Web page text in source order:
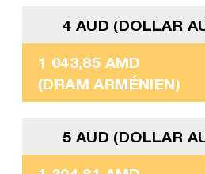
4 AUD (DOLLAR
1 043,85 AMD
(DRAM ARMÉNIEN)
5 AUD (DOLLAR